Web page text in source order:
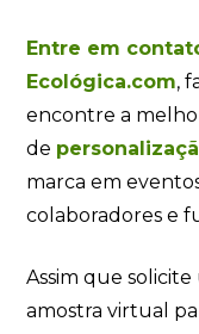
Entre em
Ecológica.com,
encontre a
de
marca em
colaboradores e
Assim que
amostra virtual